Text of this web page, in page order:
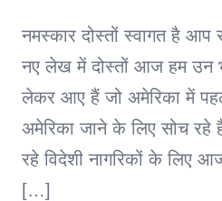
नमस्कार दोस्तों स्वागत है
नए लेख में दोस्तों आज हम उन
लेकर आए हैं जो अमेरिका में
अमेरिका जाने के लिए सोच
रहे विदेशी नागरिकों के लिए
[…]